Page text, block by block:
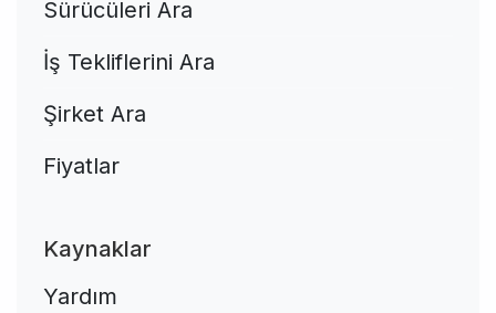
Sürücüleri Ara
İş Tekliflerini Ara
Şirket Ara
Fiyatlar
Kaynaklar
Yardım